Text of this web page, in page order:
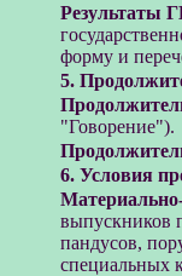
Результаты
форму и
5.
"Говорение").
6. Условия
выпускников
пандусов,
специальных